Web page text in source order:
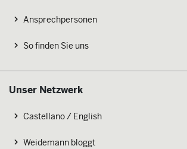
Ansprechpersonen
So finden Sie uns
Unser Netzwerk
Castellano / English
Weidemann bloggt